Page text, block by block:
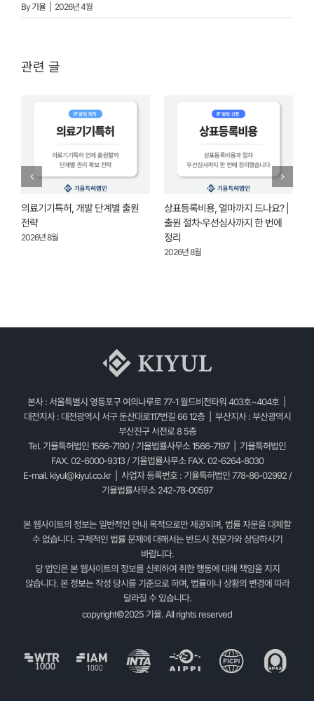
By기율 2026년 4월
관련 글
상표등록가능성, 검색에 안 뜬다고
안심은 금물 | 출원 전 확인할
5가지 기준
문자상표등록 우선순위,
브랜드명을 먼저 지켜야 하는 이유
2026년 8월
본사 : 서울특별시 영등포구 여의나루로 77-1 월드비전타워 403호~404호 |
대전지사 : 대전광역시 서구 둔산대로117번길 66 12층 | 부산지사 : 부산광역시
부산진구 서전로 8 5층
Tel. 기율특허법인 1566-7190 / 기율법률사무소 1566-7197 | 기율특허법인
FAX. 02-6000-9313 / 기율법률사무소 FAX. 02-6264-8030
E-mail. kiyul@kiyul.co.kr| 사업자 등록번호 : 기율특허법인 778-86-02992 /
기율법률사무소 242-78-00597
본 웹사이트의 정보는 일반적인 안내 목적으로만 제공되며, 법률 자문을 대체할
수 없습니다. 구체적인 법률 문제에 대해서는 반드시 전문가와 상담하시기
바랍니다.
당 법인은 본 웹사이트의 정보를 신뢰하여 취한 행동에 대해 책임을 지지
않습니다. 본 정보는 작성 당시를 기준으로 하며, 법률이나 상황의 변경에 따라
달라질 수 있습니다.
copyright©2025 기율. All rights reserved